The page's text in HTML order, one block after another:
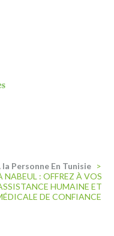
Personne En Tunisie >
: OFFREZ À VOS
HUMAINE ET
DE CONFIANCE